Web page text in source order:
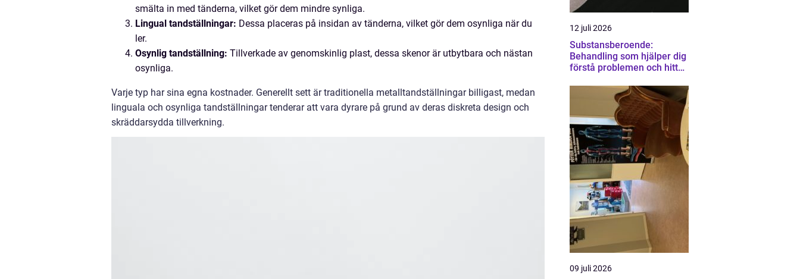
smälta in med tänderna, vilket gör dem mindre synliga.
Lingual tandställningar: Dessa placeras på insidan av tänderna, vilket gör dem osynliga när du
ler.
Osynlig tandställning: Tillverkade av genomskinlig plast, dessa skenor är utbytbara och nästan
osynliga.
Varje typ har sina egna kostnader. Generellt sett är traditionella metalltandställningar billigast, medan
linguala och osynliga tandställningar tenderar att vara dyrare på grund av deras diskreta design och
skräddarsydda tillverkning.
12 juli 2026
Substansberoende:
Behandling som hjälper dig
förstå problemen och hitta
09 juli 2026